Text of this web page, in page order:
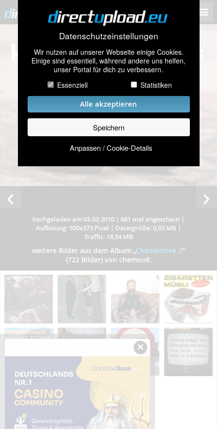
Datenschutzeinstellungen
Wir nutzen auf unserer Webseite einige Cookies.
Einige sind essentiell, während andere uns helfen,
unser Portal für dich zu verbessern.
Essenziell
Statistiken
Alle akzeptieren
Speichern
Anpassen / Cookie-Details
hochgeladen am 03.03.2010 | 681 mal angeschaut |
Auflösung: 500x373 Pixel | Dateigröße: 0,03 MB |
Traffic: 18,54 MB
weitere Bilder aus dem Album „Chemoofree 2”
(722 Bilder) von chemoo8:
×